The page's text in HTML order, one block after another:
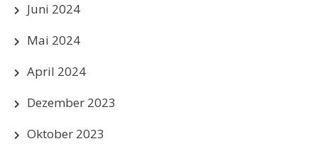
Juni 2024
Mai 2024
April 2024
Dezember 2023
Oktober 2023